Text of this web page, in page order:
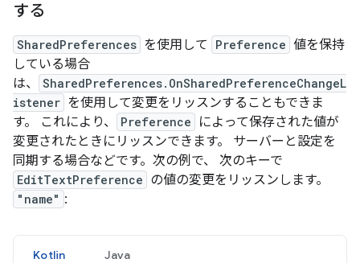
する
SharedPreferences を使用して Preference 値を保持
している場合
は、
SharedPreferences.OnSharedPreferenceChangeL
istener を使用して変更をリッスンすることもできま
す。 これにより、
Preference
によって保存された値が
変更されたときにリッスンできます。 サーバーと設定を
同期する場合などです。次の例で、 次のキーで
EditTextPreference の値の変更をリッスンします。
"name" :
Kotlin Java